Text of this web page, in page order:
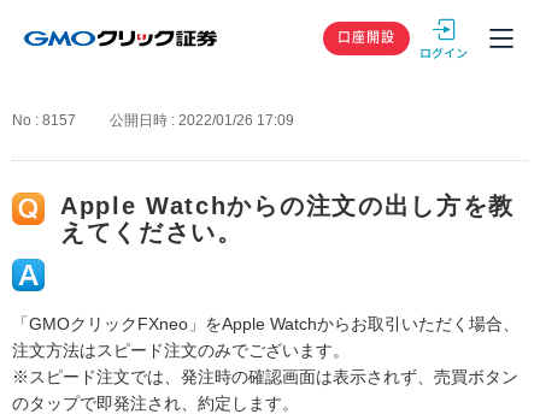
GMOクリック
口座開設
No : 8157 公開日時 : 2022/01/26 17:09
Apple Watchからの注文の出し方を教
えてください。
「GMOクリックFXneo」をApple Watchからお取引いただく場合、
注文方法はスピード注文のみでございます。
※スピード注文では、発注時の確認画面は表示されず、売買ボタン
のタップで即発注され、約定します。